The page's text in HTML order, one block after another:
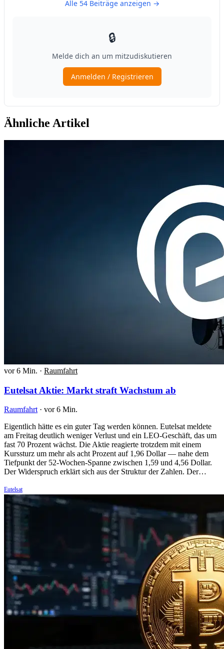
Ähnliche Artikel
vor 6 Min. · Raumfahrt
Eutelsat Aktie: Markt straft Wachstum ab
Raumfahrt · vor 6 Min.
Eigentlich hätte es ein guter Tag werden können. Eutelsat meldete
am Freitag deutlich weniger Verlust und ein LEO-Geschäft, das um
fast 70 Prozent wächst. Die Aktie reagierte trotzdem mit einem
Kurssturz um mehr als acht Prozent auf 1,96 Dollar — nahe dem
Tiefpunkt der 52-Wochen-Spanne zwischen 1,59 und 4,56 Dollar.
Der Widerspruch erklärt sich aus der Struktur der Zahlen. Der…
Eutelsat